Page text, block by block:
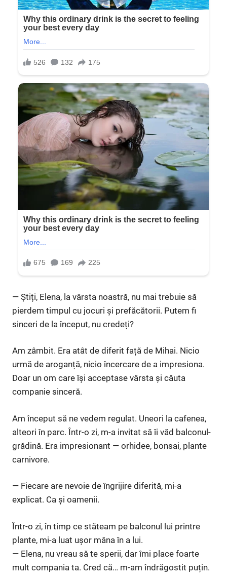
— Știți, Elena, la vârsta noastră, nu mai trebuie să
pierdem timpul cu jocuri și prefăcătorii. Putem fi
sinceri de la început, nu credeți?
Am zâmbit. Era atât de diferit față de Mihai. Nicio
urmă de aroganță, nicio încercare de a impresiona.
Doar un om care își acceptase vârsta și căuta
companie sinceră.
Am început să ne vedem regulat. Uneori la cafenea,
alteori în parc. Într-o zi, m-a invitat să îi văd balconul-
grădină. Era impresionant — orhidee, bonsai, plante
carnivore.
— Fiecare are nevoie de îngrijire diferită, mi-a
explicat. Ca și oamenii.
Într-o zi, în timp ce stăteam pe balconul lui printre
plante, mi-a luat ușor mâna în a lui.
— Elena, nu vreau să te sperii, dar îmi place foarte
mult compania ta. Cred că… m-am îndrăgostit puțin.